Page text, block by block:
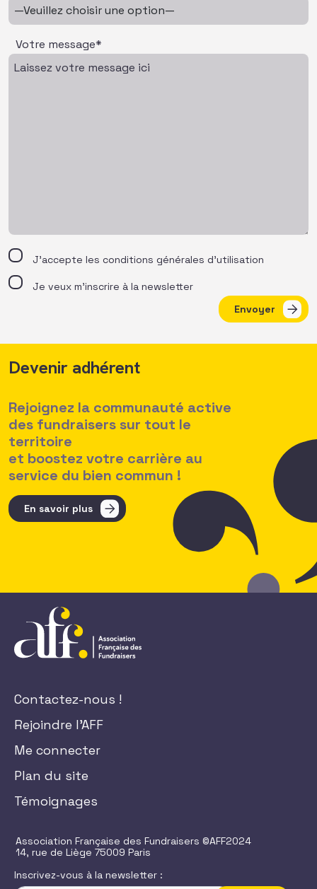
Votre message*
J’accepte les conditions générales d’utilisation
Je veux m'inscrire à la newsletter
Envoyer
Devenir adhérent
Rejoignez la communauté active
des fundraisers sur tout le
territoire
et boostez votre carrière au
service du bien commun !
En savoir plus
Contactez-nous !
Rejoindre l'AFF
Me connecter
Plan du site
Témoignages
Association Française des Fundraisers ©AFF2024
14, rue de Liège 75009 Paris
Inscrivez-vous à la newsletter :